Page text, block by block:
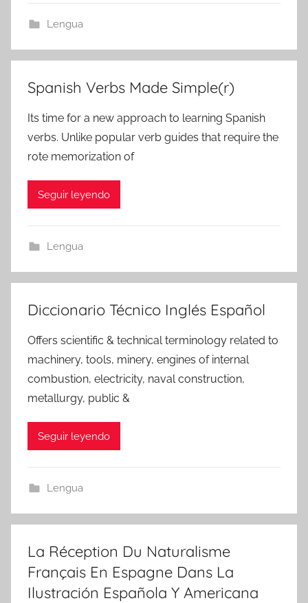
Lengua
Spanish Verbs Made Simple(r)
Its time for a new approach to learning Spanish
verbs. Unlike popular verb guides that require the
rote memorization of
Seguir leyendo
Lengua
Diccionario Técnico Inglés Español
Offers scientific & technical terminology related to
machinery, tools, minery, engines of internal
combustion, electricity, naval construction,
metallurgy, public &
Seguir leyendo
Lengua
La Réception Du Naturalisme
Français En Espagne Dans La
Ilustración Española Y Americana